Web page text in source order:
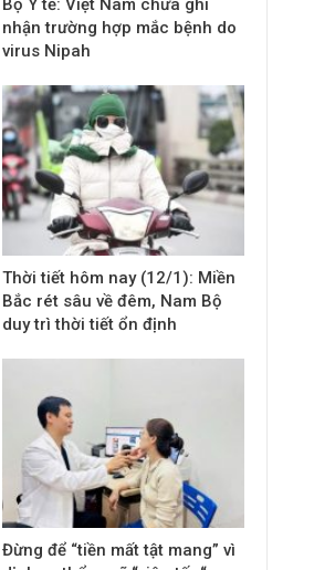
Bộ Y tế: Việt Nam chưa ghi
nhận trường hợp mắc bệnh do
virus Nipah
Thời tiết hôm nay (12/1): Miền
Bắc rét sâu về đêm, Nam Bộ
duy trì thời tiết ổn định
Đừng để “tiền mất tật mang” vì